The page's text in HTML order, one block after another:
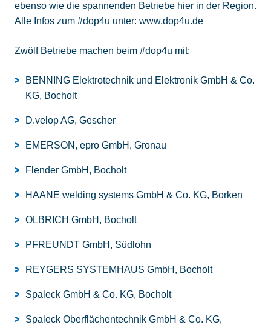
ebenso wie die spannenden Betriebe hier in der Region.
Alle Infos zum #dop4u unter: www.dop4u.de
Zwölf Betriebe machen beim #dop4u mit:
BENNING Elektrotechnik und Elektronik GmbH & Co.
KG, Bocholt
D.velop AG, Gescher
EMERSON, epro GmbH, Gronau
Flender GmbH, Bocholt
HAANE welding systems GmbH & Co. KG, Borken
OLBRICH GmbH, Bocholt
PFREUNDT GmbH, Südlohn
REYGERS SYSTEMHAUS GmbH, Bocholt
Spaleck GmbH & Co. KG, Bocholt
Spaleck Oberflächentechnik GmbH & Co. KG,